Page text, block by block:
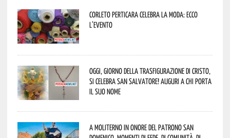
Corleto Perticara celebra la moda: ecco
l’evento
Oggi, giorno della Trasfigurazione di Cristo,
si celebra San Salvatore! Auguri a chi porta
il suo nome
A Moliterno in onore del Patrono San